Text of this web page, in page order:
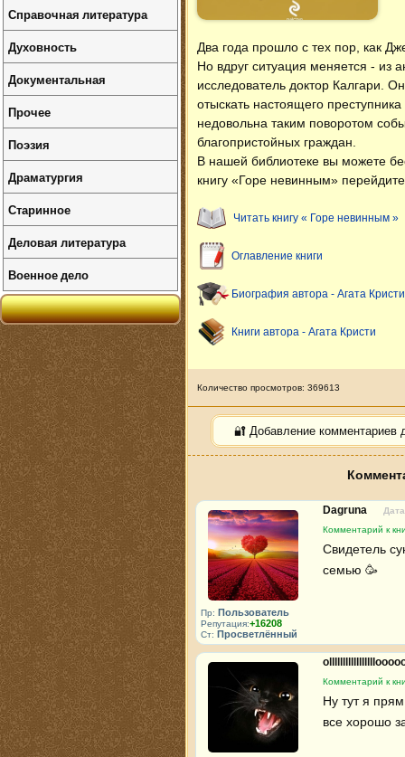
Два года прошло с тех пор, как
Но вдруг ситуация меняется - из
исследователь доктор Калгари.
отыскать настоящего
недовольна таким поворотом
благопристойных граждан.
В нашей библиотеке вы можете
книгу «Горе невинным»
Читать книгу « Горе невинным »
Оглавление книги
Биография автора - Агата Кристи
Книги автора - Агата Кристи
Количество просмотров: 369613
🔐 Добавление комментариев
Пр: Пользователь
Репутация:+16208
Ст: Просветлённый
Dagruna
Комментарий к
Свидетель
семью 🥳
Комментарий к
Ну тут я
все хорошо
Справочная литература
Духовность
Документальная
Прочее
Поэзия
Драматургия
Старинное
Деловая литература
Военное дело